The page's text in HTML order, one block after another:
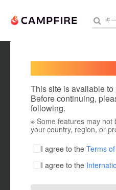
人
This site is available
Before continuing,
following.
※ Some features may not
your country, region, or
I agree to the Terms
I agree to the